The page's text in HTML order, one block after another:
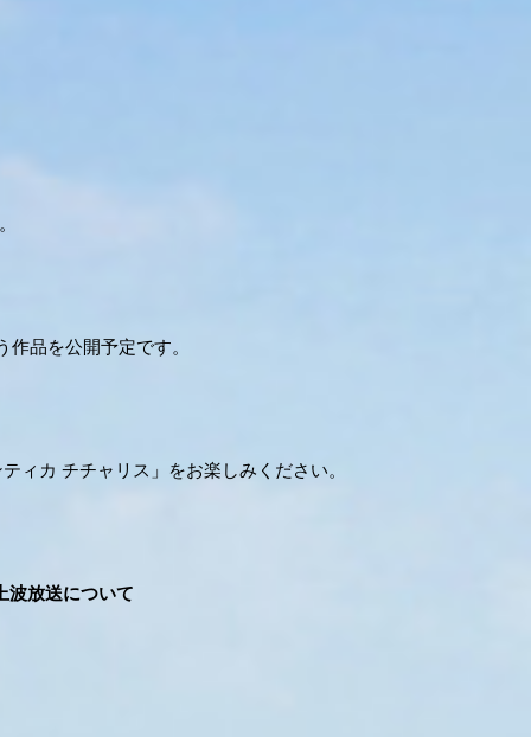
品を公開予定です。
ィカ チチャリス」をお楽しみください。
波放送について